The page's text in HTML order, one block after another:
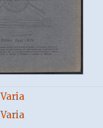
Varia
Varia